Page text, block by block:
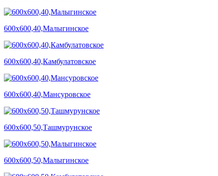
600х600,40,Малыгинское
600х600,40,Камбулатовское
600х600,40,Мансуровское
600х600,50,Ташмурунское
600х600,50,Малыгинское